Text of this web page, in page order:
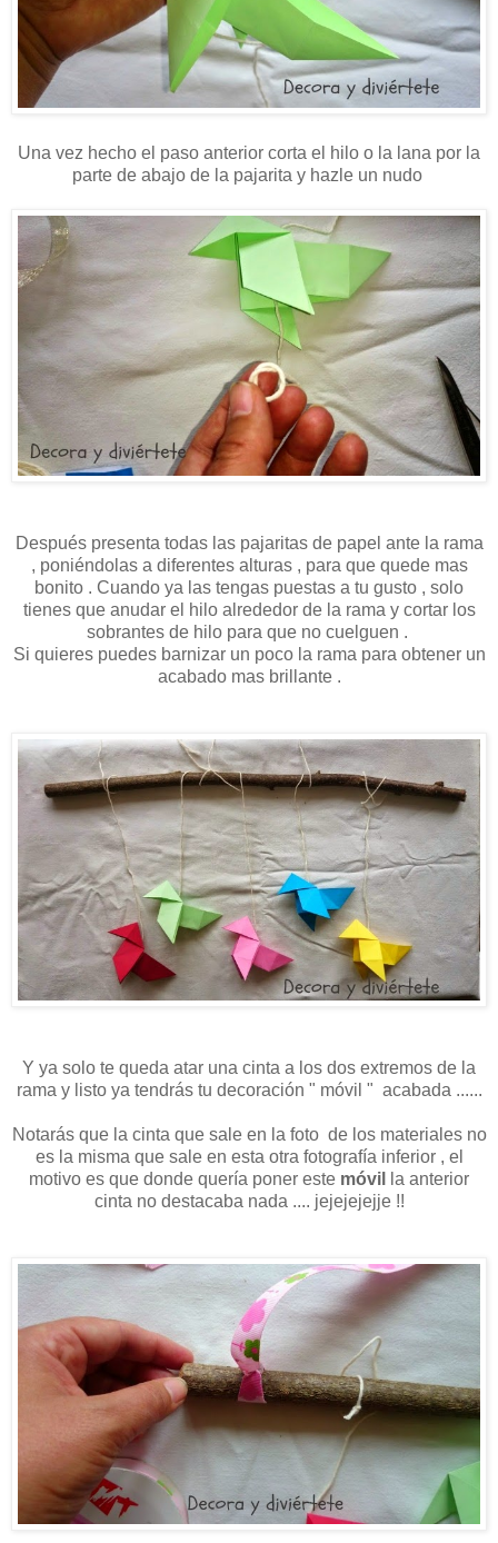
Una vez hecho el paso anterior corta el hilo o la lana por la
parte de abajo de la pajarita y hazle un nudo
Después presenta todas las pajaritas de papel ante la rama
, poniéndolas a diferentes alturas , para que quede mas
bonito . Cuando ya las tengas puestas a tu gusto , solo
tienes que anudar el hilo alrededor de la rama y cortar los
sobrantes de hilo para que no cuelguen .
Si quieres puedes barnizar un poco la rama para obtener un
acabado mas brillante .
Y ya solo te queda atar una cinta a los dos extremos de la
rama y listo ya tendrás tu decoración " móvil " acabada ......
Notarás que la cinta que sale en la foto de los materiales no
es la misma que sale en esta otra fotografía inferior , el
motivo es que donde quería poner este móvil
la anterior
cinta no destacaba nada .... jejejejejje !!